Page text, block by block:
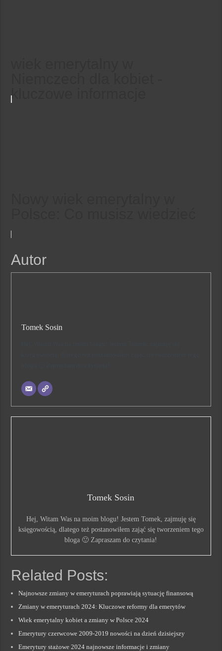
kluczowe informacje
Autor
Tomek Sosin
Tomek Sosin
Hej, Witam Was na moim blogu! Jestem Tomek, zajmuję się
księgowością, dlatego też postanowiłem zająć się tworzeniem tego
bloga 🙂 Zapraszam do czytania!
Related Posts:
Najnowsze zmiany w emeryturach poprawiają sytuację finansową
Zmiany w emeryturach 2024: Kluczowe reformy dla emerytów
Wiek emerytalny kobiet a zmiany w Polsce 2024
Emerytury czerwcowe 2009-2019 nowości na dzień dzisiejszy
Emerytury stażowe 2024 najnowsze informacje i zmiany